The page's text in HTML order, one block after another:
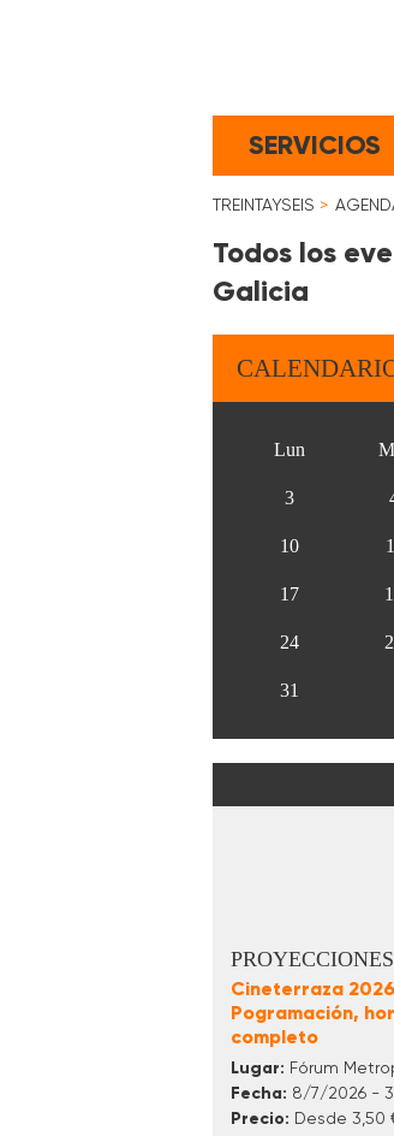
SERVICIOS
TREINTAYSEIS
Todos los
Galicia
Lun
3
10
17
24
31
PROYECCIONES
Cineterraza
Pogramación,
completo
Lugar: Fórum
Fecha: 8/7/2026 -
Precio: Desde 3,50